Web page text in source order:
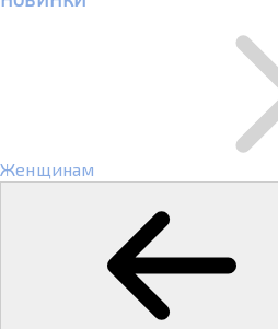
Женщинам